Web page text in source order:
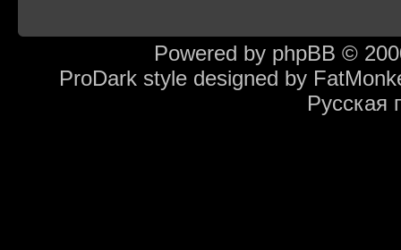
Powered by phpBB ©
ProDark style designed by
Русская